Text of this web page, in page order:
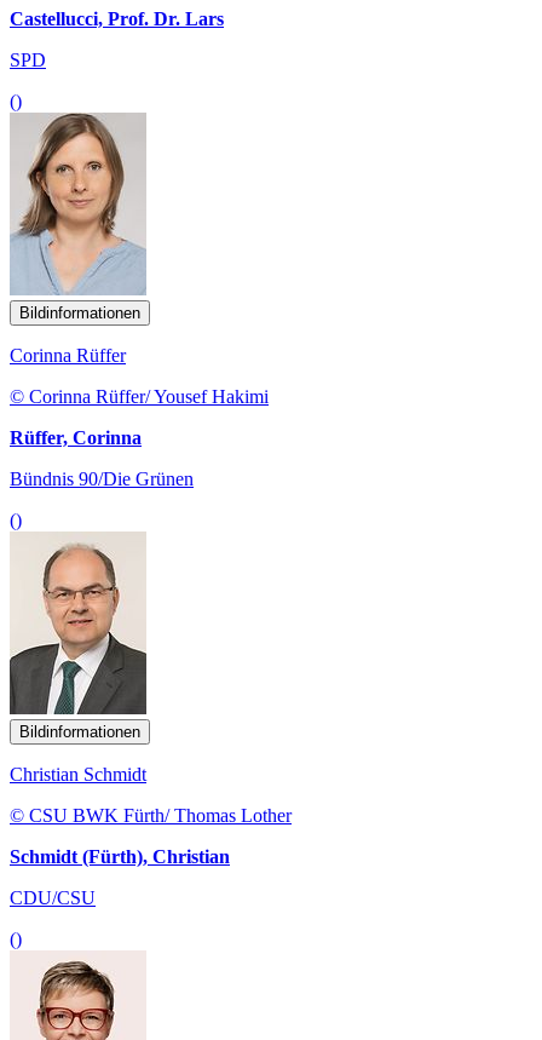
Castellucci, Prof. Dr. Lars
SPD
()
Bildinformationen
Corinna Rüffer
© Corinna Rüffer/ Yousef Hakimi
Rüffer, Corinna
Bündnis 90/Die Grünen
()
Bildinformationen
Christian Schmidt
© CSU BWK Fürth/ Thomas Lother
Schmidt (Fürth), Christian
CDU/CSU
()